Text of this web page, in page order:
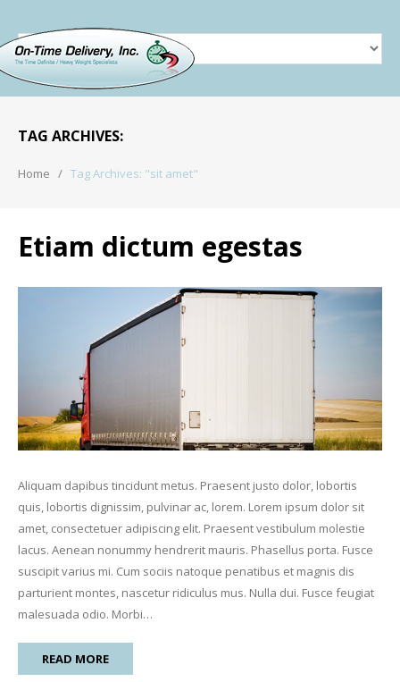
TAG ARCHIVES:
Home Tag Archives: "sit amet"
Etiam dictum egestas
Aliquam dapibus tincidunt metus. Praesent justo dolor, lobortis
quis, lobortis dignissim, pulvinar ac, lorem. Lorem ipsum dolor sit
amet, consectetuer adipiscing elit. Praesent vestibulum molestie
lacus. Aenean nonummy hendrerit mauris. Phasellus porta. Fusce
suscipit varius mi. Cum sociis natoque penatibus et magnis dis
parturient montes, nascetur ridiculus mus. Nulla dui. Fusce feugiat
malesuada odio. Morbi…
READ MORE